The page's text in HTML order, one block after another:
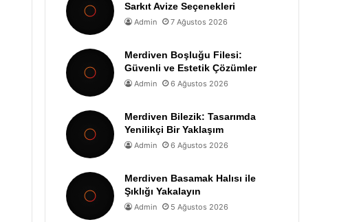
Sarkıt Avize Seçenekleri
Admin 7 Ağustos 2026
Merdiven Boşluğu Filesi:
Güvenli ve Estetik Çözümler
Admin 6 Ağustos 2026
Merdiven Bilezik: Tasarımda
Yenilikçi Bir Yaklaşım
Admin 6 Ağustos 2026
Merdiven Basamak Halısı ile
Şıklığı Yakalayın
Admin 5 Ağustos 2026